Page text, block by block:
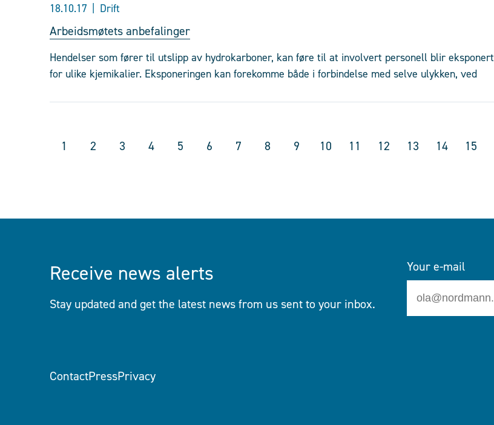
18.10.17 Drift
Arbeidsmøtets anbefalinger
Hendelser som fører til utslipp av hydrokarboner, kan føre til at involvert personell blir eksponert
for ulike kjemikalier. Eksponeringen kan forekomme både i forbindelse med selve ulykken, ved
1 2 3 4 5 6 7 8 9 10 11 12 13 14 15
Receive news alerts
Stay updated and get the latest news from us sent to your inbox.
Your e-mail
ContactPressPrivacy